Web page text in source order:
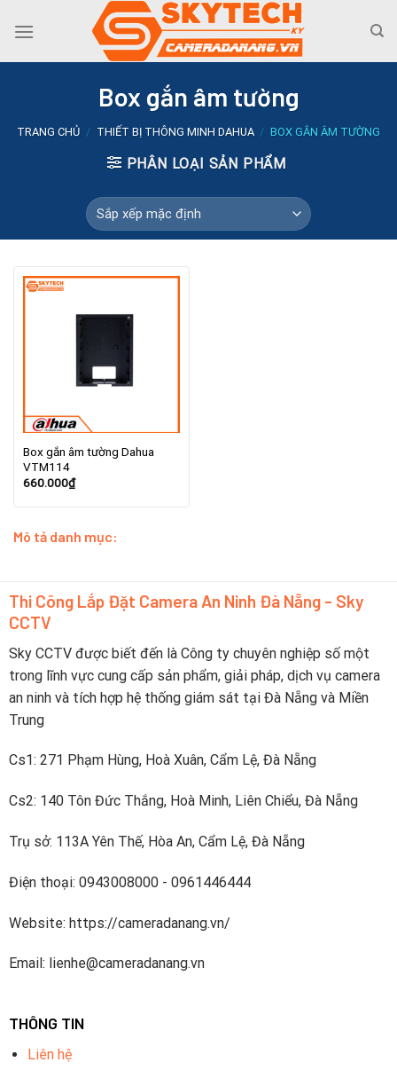
Box gắn âm tường
TRANG CHỦ / THIẾT BỊ THÔNG MINH DAHUA / BOX GẮN ÂM TƯỜNG
PHÂN LOẠI SẢN PHẨM
Box gắn âm tường Dahua
VTM114
660.000₫
Mô tả danh mục:
Thi Công Lắp Đặt Camera An Ninh Đà Nẵng - Sky
CCTV
Sky CCTV được biết đến là Công ty chuyên nghiệp số một
trong lĩnh vực cung cấp sản phẩm, giải pháp, dịch vụ camera
an ninh và tích hợp hệ thống giám sát tại Đà Nẵng và Miền
Trung
Cs1: 271 Phạm Hùng, Hoà Xuân, Cẩm Lệ, Đà Nẵng
Cs2: 140 Tôn Đức Thắng, Hoà Minh, Liên Chiểu, Đà Nẵng
Trụ sở: 113A Yên Thế, Hòa An, Cẩm Lệ, Đà Nẵng
Điện thoại: 0943008000 - 0961446444
Website: https://cameradanang.vn/
Email: lienhe@cameradanang.vn
THÔNG TIN
Liên hệ